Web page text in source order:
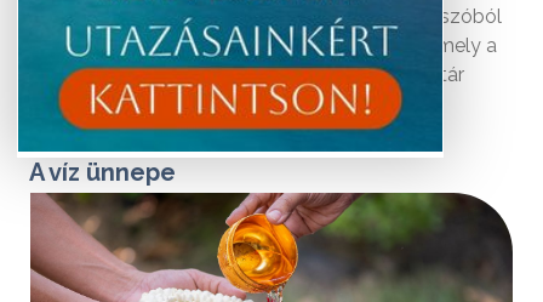
vidám ünneplésről ismert. Neve ősi szankszrit szóból
származik, jelentése „belépni” vagy „átmenni”, mely a
tradicionális állatöv mozgására utal a thai naptár
szerint.
A víz ünnepe